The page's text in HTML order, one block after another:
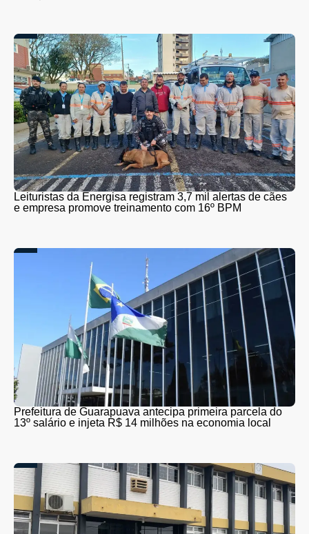
Leituristas da Energisa registram 3,7 mil alertas de cães
e empresa promove treinamento com 16º BPM
Prefeitura de Guarapuava antecipa primeira parcela do
13º salário e injeta R$ 14 milhões na economia local